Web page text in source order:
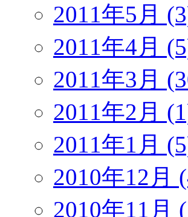
2011年5月
2011年4月
2011年3月
2011年2月
2011年1月
2010年12月
2010年11月